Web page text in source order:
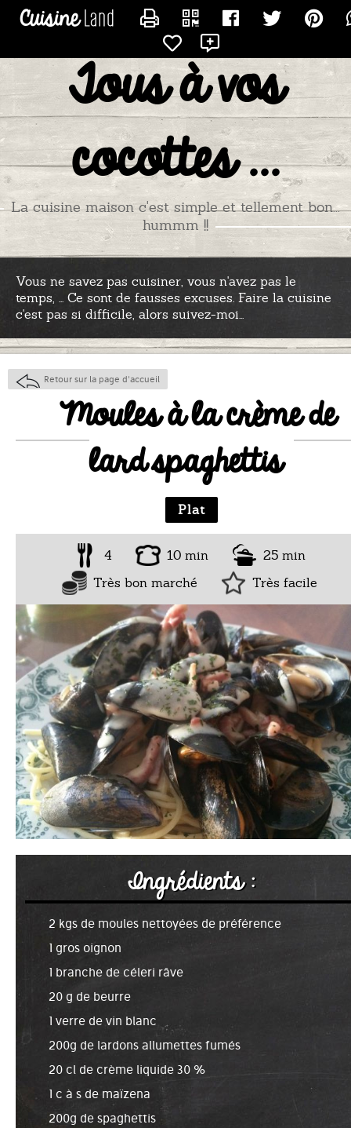
Tous à vos
cocottes ...
La cuisine maison c'est simple et tellement bon...
hummm !!
Vous ne savez pas cuisiner, vous n'avez pas le
temps, ... Ce sont de fausses excuses. Faire la cuisine
c'est pas si difficile, alors suivez-moi...
Retour sur la page d'accueil
Moules à la crème de
lard spaghettis
Plat
4 10 min
25 min
Très bon marché
Très facile
Ingrédients :
2 kgs de moules nettoyées de préférence
1 gros oignon
1 branche de céleri râve
20 g de beurre
1 verre de vin blanc
200g de lardons allumettes fumés
20 cl de crème liquide 30 %
1 c à s de maïzena
200g de spaghettis
CONTACTER GAZELLE